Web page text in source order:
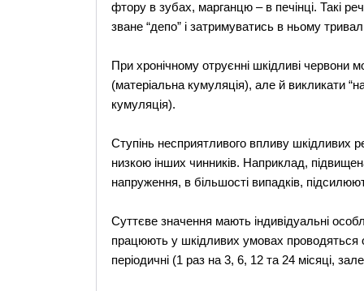
фтору в зубах, марганцю – в печінці. Такі
зване “депо” і затримуватись в ньому
При хронічному отруєнні шкідливі червони
(матеріальна кумуляція), але й викликати
кумуляція).
Ступінь несприятливого впливу шкідливих
низкою інших чинників. Наприклад,
напруження, в більшості випадків,
Суттєве значення мають індивідуальні
працюють у шкідливих умовах проводяться
періодичні (1 раз на 3, 6, 12 та 24 місяці,